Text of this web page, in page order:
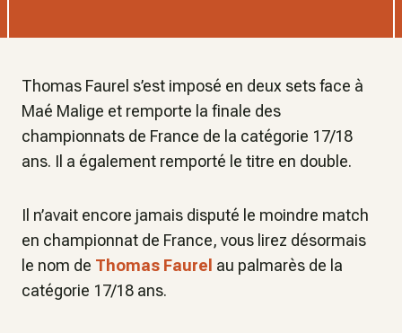
Thomas Faurel s’est imposé en deux sets face à
Maé Malige et remporte la finale des
championnats de France de la catégorie 17/18
ans. Il a également remporté le titre en double.
Il n’avait encore jamais disputé le moindre match
en championnat de France, vous lirez désormais
le nom de Thomas Faurel au palmarès de la
catégorie 17/18 ans.